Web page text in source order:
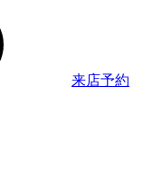
来店予約